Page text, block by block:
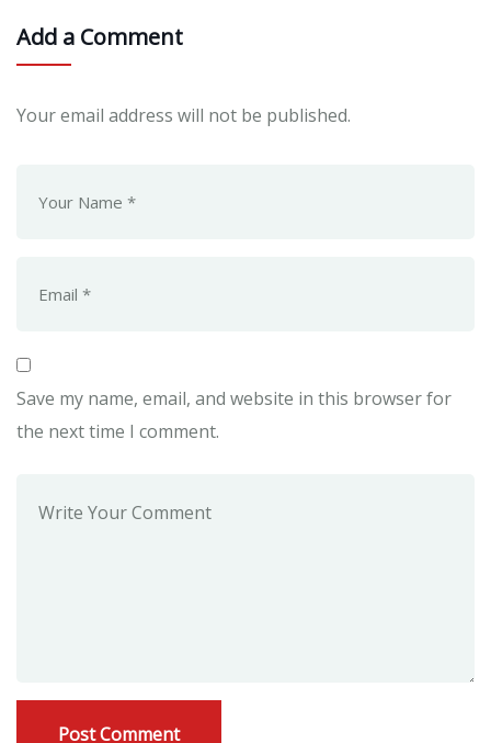
Add a Comment
Your email address will not be published.
Save my name, email, and website in this browser for
the next time I comment.